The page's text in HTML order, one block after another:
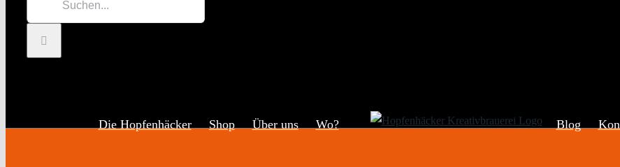
springen
Die Hopfenhäcker Shop Über uns Wo? Blog